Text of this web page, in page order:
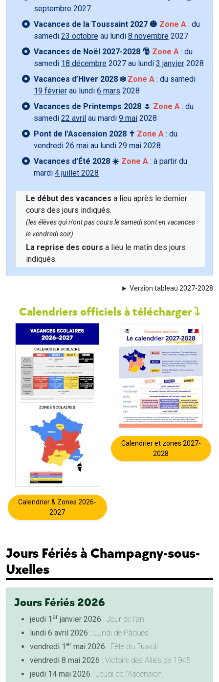
septembre 2027
Vacances de la Toussaint 2027 🎃 Zone A : du
samedi 23 octobre au lundi 8 novembre 2027
Vacances de Noël 2027-2028 🎅 Zone A : du
samedi 18 décembre 2027 au lundi 3 janvier 2028
Vacances d’Hiver 2028 ❄️ Zone A : du samedi
19 février au lundi 6 mars 2028
Vacances de Printemps 2028 🌷 Zone A : du
samedi 22 avril au mardi 9 mai 2028
Pont de l’Ascension 2028 ✝️ Zone A : du
vendredi 26 mai au lundi 29 mai 2028
Vacances d’Été 2028 ☀️ Zone A : à partir du
mardi 4 juillet 2028
Le début des vacances a lieu après le dernier
cours des jours indiqués.
(les élèves qui n'ont pas cours le samedi sont en vacances
le vendredi soir)
La reprise des cours a lieu le matin des jours
indiqués.
Version tableau 2027-2028
Calendriers officiels à télécharger
Calendrier & Zones 2026-
2027
Calendrier et zones 2027-
2028
Jours Fériés à Champagny-sous-
Uxelles
Jours Fériés 2026
jeudi 1 er janvier 2026 : Jour de l'an
lundi 6 avril 2026 : Lundi de Pâques
vendredi 1 er mai 2026 : Fête du Travail
vendredi 8 mai 2026 : Victoire des Alliés de 1945
jeudi 14 mai 2026 : Jeudi de l'Ascension